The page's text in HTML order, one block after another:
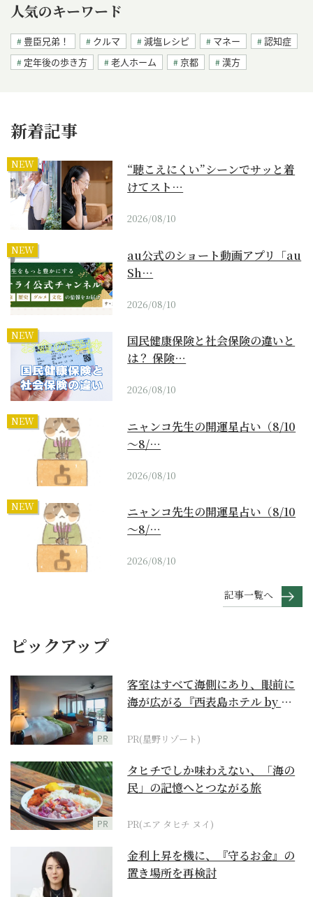
人気のキーワード
豊臣兄弟！ クルマ 減塩レシピ マネー
認知症
定年後の歩き方
老人ホーム 京都 漢方
新着記事
NEW
“聴こえにくい”シーンでサッと着
けてスト…
2026/08/10
NEW
au公式のショート動画アプリ「au
Sh…
2026/08/10
NEW
国民健康保険と社会保険の違いと
は？ 保険…
2026/08/10
NEW
ニャンコ先生の開運星占い（8/10
～8/…
2026/08/10
NEW
ニャンコ先生の開運星占い（8/10
～8/…
2026/08/10
記事一覧へ
ピックアップ
PR
客室はすべて海側にあり、眼前に
海が広がる『西表島ホテル by 星
PR(星野リゾート)
PR
タヒチでしか味わえない、「海の
民」の記憶へとつながる旅
PR(エア タヒチ ヌイ)
金利上昇を機に、『守るお金』の
置き場所を再検討